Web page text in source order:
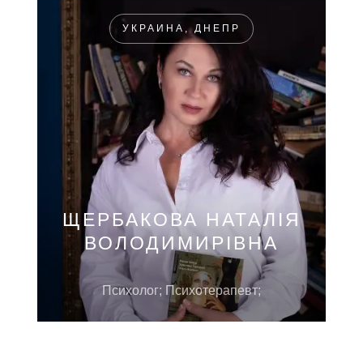
УКРАИНА, ДНЕПР
ЩЕРБАКОВА НАТАЛІЯ
ВОЛОДИМИРІВНА
Психолог; Психотерапевт;